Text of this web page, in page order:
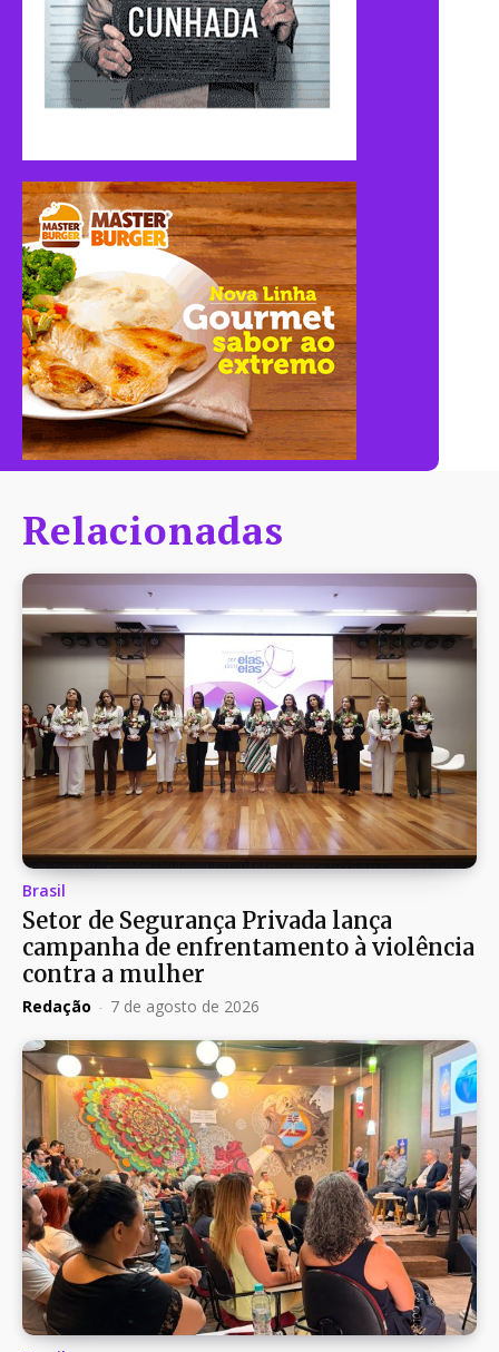
Relacionadas
Brasil
Setor de Segurança Privada lança
campanha de enfrentamento à violência
contra a mulher
Redação - 7 de agosto de 2026